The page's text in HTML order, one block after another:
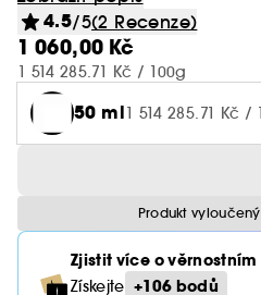
4.5/5(2 Recenze)
1 060,00 Kč
1 514 285.71 Kč / 100g
50 ml1 514 285.71 Kč /
Produkt
Zjistit více o
Získejte +106 bodů